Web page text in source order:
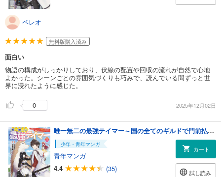
ペレオ
無料版購入済み
面白い
物語の構成がしっかりしており、伏線の配置や回収の流れが自然で心地
よかった。シーンごとの雰囲気づくりも巧みで、読んでいる間ずっと世
界に浸れたように感じた。
0 2025年12月02日
唯一無二の最強テイマー～国の全てのギルドで門前払いされたから、他国に行ってスローライフします～(ノヴァコミックス)1
少年・青年マンガ
青年マンガ
4.4
(35)
カート
試し読み